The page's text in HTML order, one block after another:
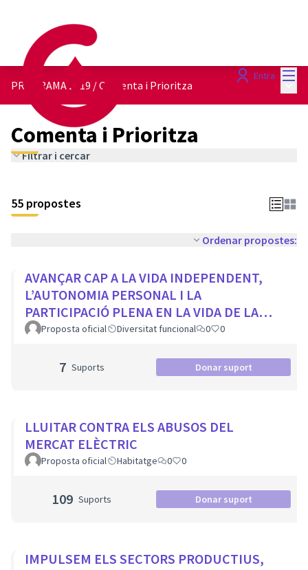
Entra
PROGRAMA 2019 /Comenta i Prioritza
Comenta i Prioritza
Filtrar i cercar
55 propostes
Ordenar propostes:
AVANÇAR CAP A LA VIDA INDEPENDENT,
L’AUTONOMIA PERSONAL I LA
PARTICIPACIÓ PLENA EN LA VIDA DE LA
CIUTAT
Proposta oficial Diversitat funcional 0 0
7 Suports Donar suport
LLUITAR CONTRA ELS ABUSOS DEL
MERCAT ELÈCTRIC
Proposta oficial Habitatge 0 0
109 Suports Donar suport
IMPULSEM ELS SECTORS PRODUCTIUS,